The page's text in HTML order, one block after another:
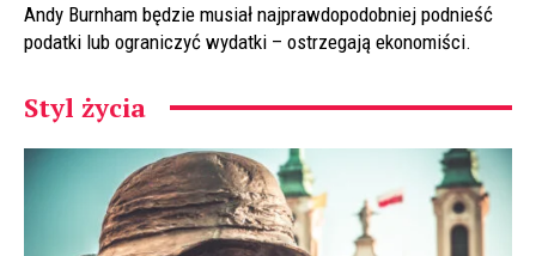
Andy Burnham będzie musiał najprawdopodobniej podnieść
podatki lub ograniczyć wydatki – ostrzegają ekonomiści.
Styl życia